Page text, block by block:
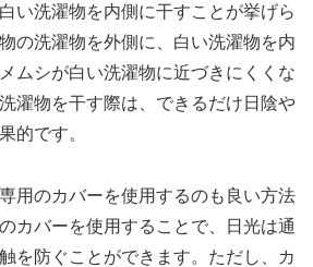
い洗濯物を内側に干すことが挙げら
の洗濯物を外側に、白い洗濯物を内
ムシが白い洗濯物に近づきにくくな
濯物を干す際は、できるだけ日陰や
的です。
用のカバーを使用するのも良い方法
カバーを使用することで、日光は通
を防ぐことができます。ただし、カ